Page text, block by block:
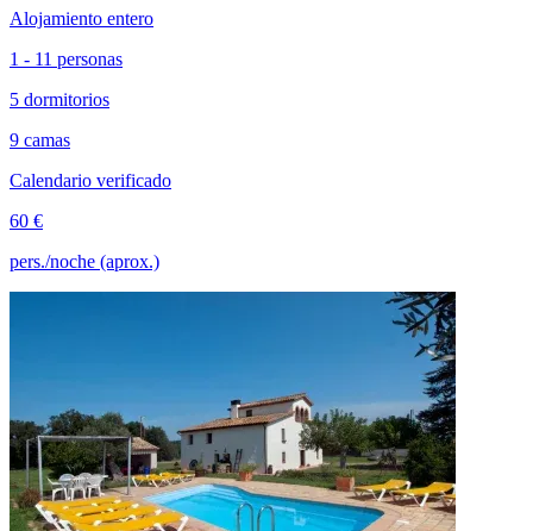
Alojamiento entero
1 - 11 personas
5 dormitorios
9 camas
Calendario verificado
60 €
pers./noche (aprox.)